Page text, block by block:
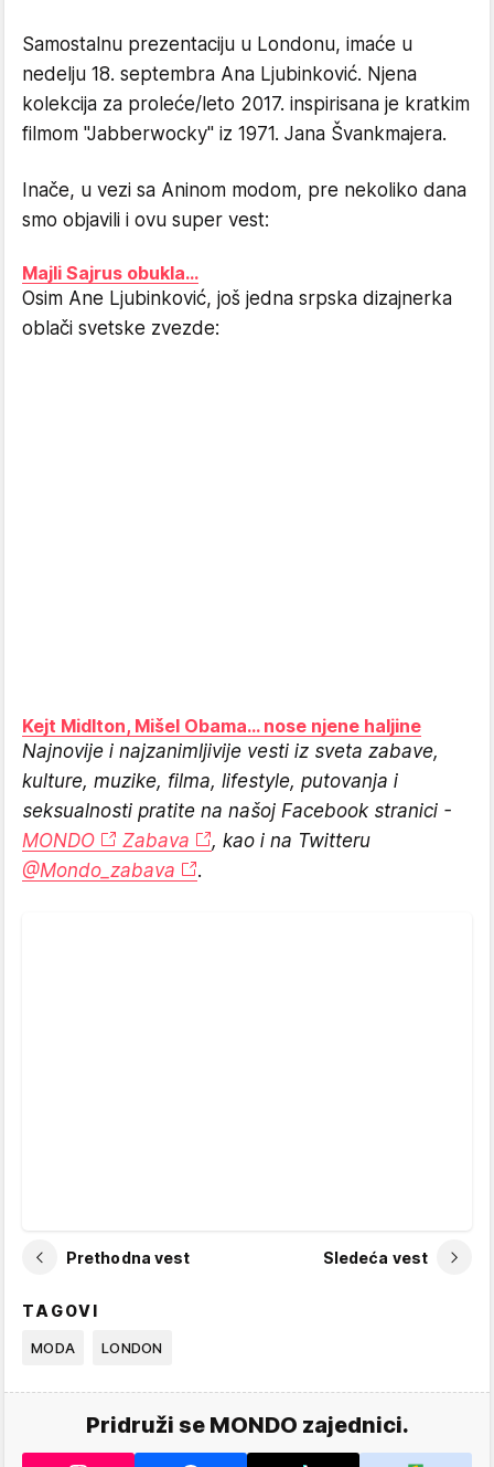
Samostalnu prezentaciju u Londonu, imaće u
nedelju 18. septembra Ana Ljubinković. Njena
kolekcija za proleće/leto 2017. inspirisana je kratkim
filmom "Jabberwocky" iz 1971. Jana Švankmajera.
Inače, u vezi sa Aninom modom, pre nekoliko dana
smo objavili i ovu super vest:
Majli Sajrus obukla...
Osim Ane Ljubinković, još jedna srpska dizajnerka
oblači svetske zvezde:
Kejt Midlton, Mišel Obama... nose njene haljine
Najnovije i najzanimljivije vesti iz sveta zabave,
kulture, muzike, filma, lifestyle, putovanja i
seksualnosti pratite na našoj Facebook stranici -
MONDO
Zabava
, kao i na Twitteru
@Mondo_zabava
.
Prethodna vest Sledeća vest
TAGOVI
MODA LONDON
Pridruži se MONDO zajednici.